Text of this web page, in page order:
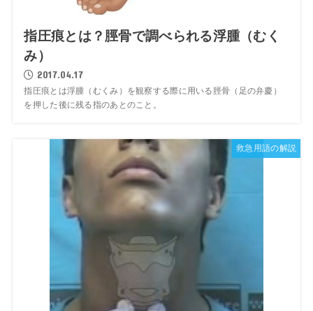
指圧痕とは？脛骨で調べられる浮腫（むく
み）
2017.04.17
指圧痕とは浮腫（むくみ）を観察する際に用いる脛骨（足の弁慶）
を押した後に残る指のあとのこと。
救急用語の解説